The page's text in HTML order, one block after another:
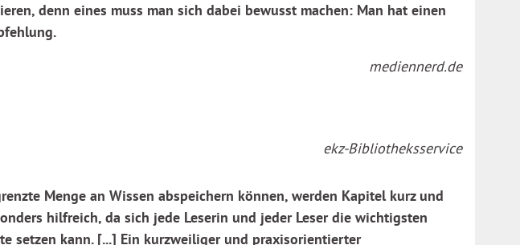
denn eines muss man sich dabei bewusst machen: Man hat einen
mediennerd.de
ekz-Bibliotheksservice
Menge an Wissen abspeichern können, werden Kapitel kurz und
hilfreich, da sich jede Leserin und jeder Leser die wichtigsten
setzen kann. [...] Ein kurzweiliger und praxisorientierter